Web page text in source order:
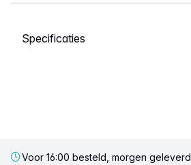
Selecteer een tabblad
Voor 16:00 besteld, morgen geleverd